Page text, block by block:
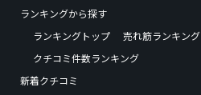
ランキングから探す
ランキングトップ
売れ筋ランキング
クチコミ件数ランキング
新着クチコミ